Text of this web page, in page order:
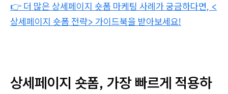
👉 더 많은 상세페이지 숏폼 마케팅 사례가 궁금하다면, <
상세페이지 숏폼 전략> 가이드북을 받아보세요!
상세페이지 숏폼, 가장 빠르게 적용하